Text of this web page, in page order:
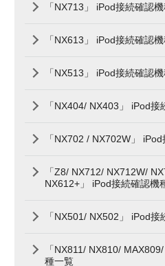
「NX713」 iPod接続確認
「NX613」 iPod接続確認
「NX513」 iPod接続確認
「NX404/ NX403」 iPod
「NX702 / NX702W」
「Z8/ NX712/ NX712W/
NX612+」 iPod接続確認機
「NX501/ NX502」 iPod
「NX811/ NX810/
種一覧